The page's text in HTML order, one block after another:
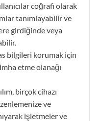
coğrafi olarak
tanımlayabilir ve
girdiğinde veya
bilgileri korumak için
etme olanağı
birçok cihazı
ve
işletmeler ve